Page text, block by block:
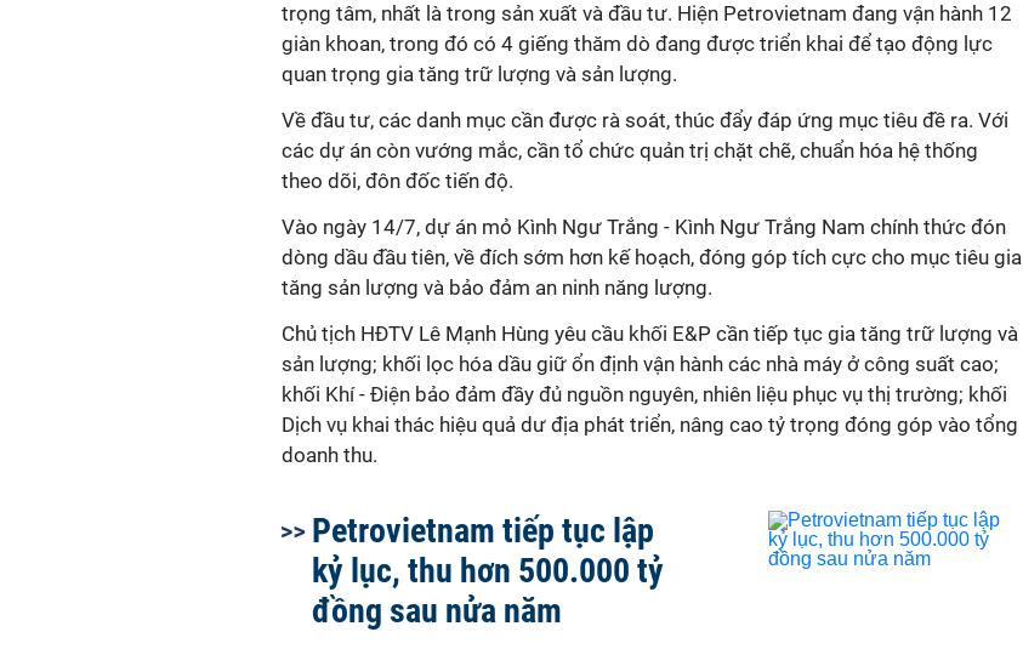
trọng tâm, nhất là trong sản xuất và đầu tư. Hiện Petrovietnam đang vận hành 12
giàn khoan, trong đó có 4 giếng thăm dò đang được triển khai để tạo động lực
quan trọng gia tăng trữ lượng và sản lượng.
Về đầu tư, các danh mục cần được rà soát, thúc đẩy đáp ứng mục tiêu đề ra. Với
các dự án còn vướng mắc, cần tổ chức quản trị chặt chẽ, chuẩn hóa hệ thống
theo dõi, đôn đốc tiến độ.
Vào ngày 14/7, dự án mỏ Kình Ngư Trắng - Kình Ngư Trắng Nam chính thức đón
dòng dầu đầu tiên, về đích sớm hơn kế hoạch, đóng góp tích cực cho mục tiêu gia
tăng sản lượng và bảo đảm an ninh năng lượng.
Chủ tịch HĐTV Lê Mạnh Hùng yêu cầu khối E&P cần tiếp tục gia tăng trữ lượng và
sản lượng; khối lọc hóa dầu giữ ổn định vận hành các nhà máy ở công suất cao;
khối Khí - Điện bảo đảm đầy đủ nguồn nguyên, nhiên liệu phục vụ thị trường; khối
Dịch vụ khai thác hiệu quả dư địa phát triển, nâng cao tỷ trọng đóng góp vào tổng
doanh thu.
Petrovietnam tiếp tục lập
kỷ lục, thu hơn 500.000 tỷ
đồng sau nửa năm